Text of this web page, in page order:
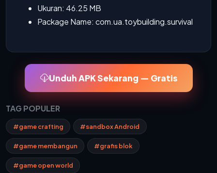
Ukuran: 46.25 MB
Package Name: com.ua.toybuilding.survival
Unduh APK Sekarang — Gratis
TAG POPULER
#game crafting #sandbox Android
#game membangun #grafis blok
#game open world